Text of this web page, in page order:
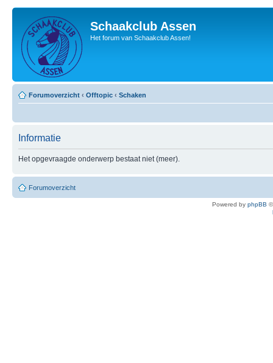
Schaakclub Assen
Het forum van Schaakclub Assen!
Forumoverzicht ‹ Offtopic ‹ Schaken
Informatie
Het opgevraagde onderwerp bestaat niet (meer).
Forumoverzicht
Powered by phpBB